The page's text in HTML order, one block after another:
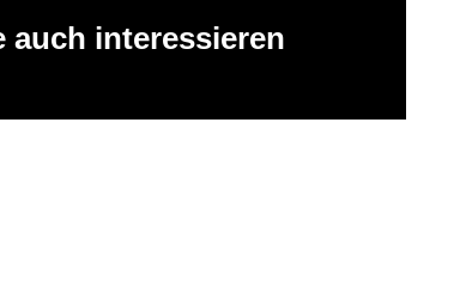
auch interessieren